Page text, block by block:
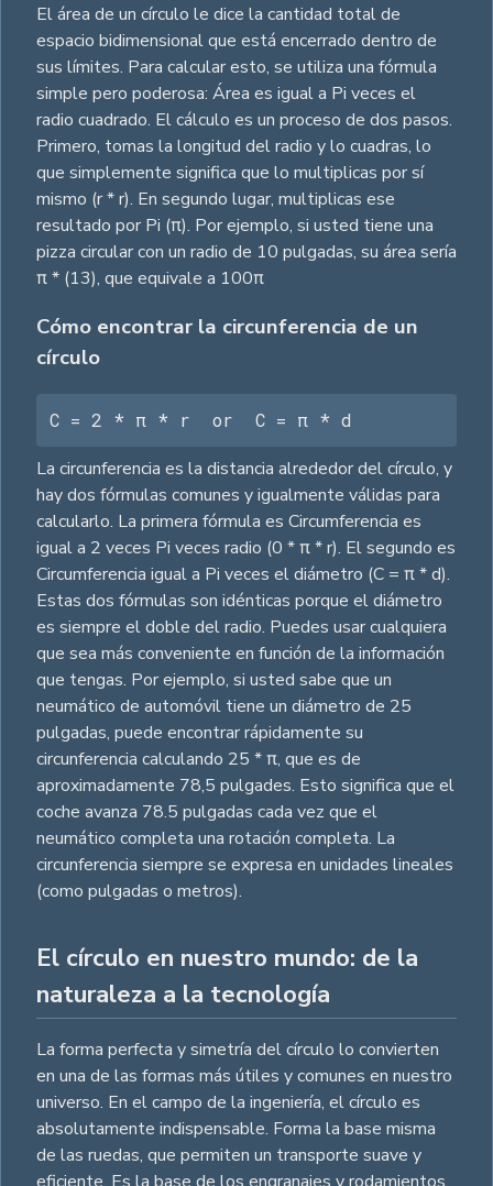
El área de un círculo le dice la cantidad total de
espacio bidimensional que está encerrado dentro de
sus límites. Para calcular esto, se utiliza una fórmula
simple pero poderosa: Área es igual a Pi veces el
radio cuadrado. El cálculo es un proceso de dos pasos.
Primero, tomas la longitud del radio y lo cuadras, lo
que simplemente significa que lo multiplicas por sí
mismo (r * r). En segundo lugar, multiplicas ese
resultado por Pi (π). Por ejemplo, si usted tiene una
pizza circular con un radio de 10 pulgadas, su área sería
π * (13), que equivale a 100π
Cómo encontrar la circunferencia de un
círculo
C = 2 * π * r  or  C = π * d
La circunferencia es la distancia alrededor del círculo, y
hay dos fórmulas comunes y igualmente válidas para
calcularlo. La primera fórmula es Circumferencia es
igual a 2 veces Pi veces radio (0 * π * r). El segundo es
Circumferencia igual a Pi veces el diámetro (C = π * d).
Estas dos fórmulas son idénticas porque el diámetro
es siempre el doble del radio. Puedes usar cualquiera
que sea más conveniente en función de la información
que tengas. Por ejemplo, si usted sabe que un
neumático de automóvil tiene un diámetro de 25
pulgadas, puede encontrar rápidamente su
circunferencia calculando 25 * π, que es de
aproximadamente 78,5 pulgades. Esto significa que el
coche avanza 78.5 pulgadas cada vez que el
neumático completa una rotación completa. La
circunferencia siempre se expresa en unidades lineales
(como pulgadas o metros).
El círculo en nuestro mundo: de la
naturaleza a la tecnología
La forma perfecta y simetría del círculo lo convierten
en una de las formas más útiles y comunes en nuestro
universo. En el campo de la ingeniería, el círculo es
absolutamente indispensable. Forma la base misma
de las ruedas, que permiten un transporte suave y